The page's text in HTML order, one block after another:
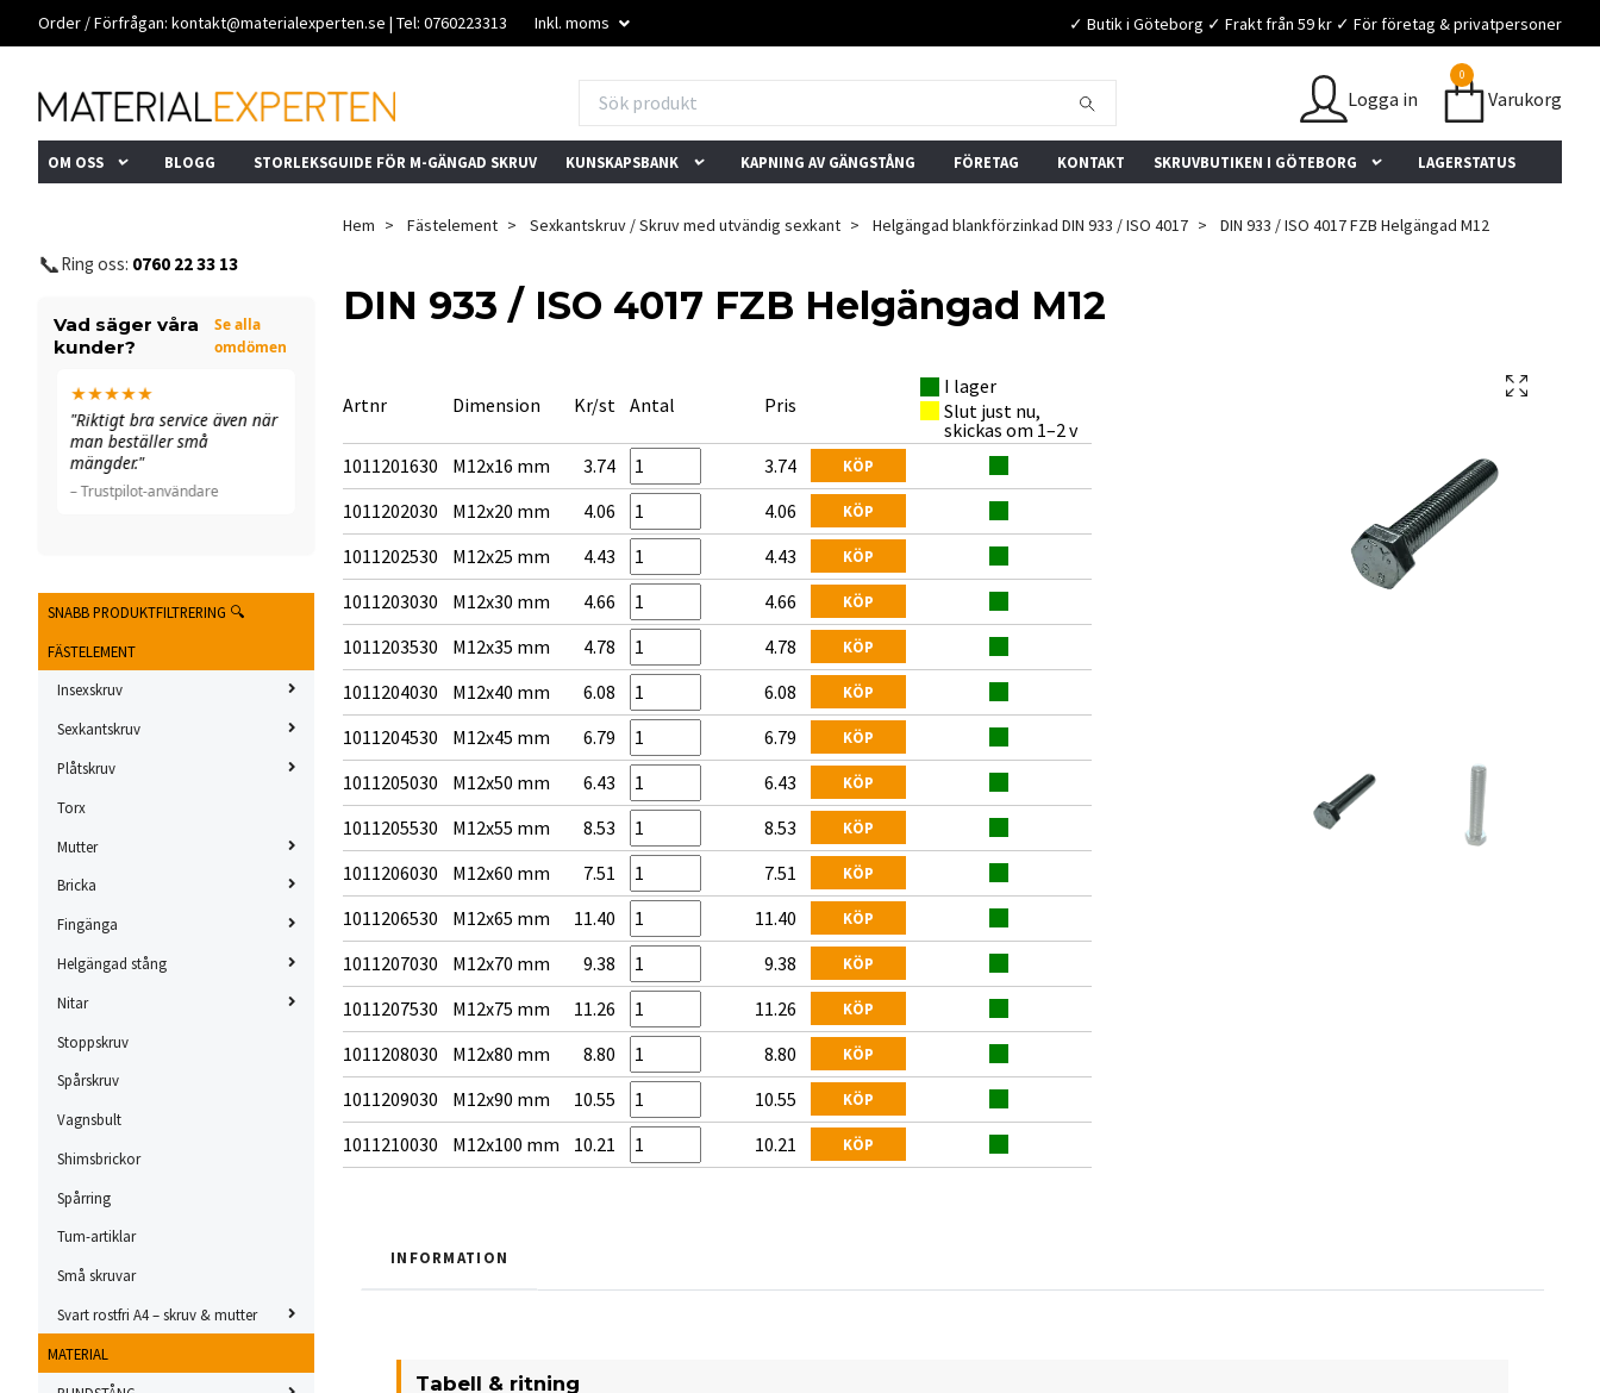
Order / Förfrågan: kontakt@materialexperten.se | Tel: 0760223313 Inkl. moms ✓ Butik i Göteborg ✓ Frakt från 59 kr ✓ För företag & privatpersoner
Logga in
0
Varukorg
OM OSS BLOGG STORLEKSGUIDE FÖR M-GÄNGAD SKRUV KUNSKAPSBANK KAPNING AV GÄNGSTÅNG FÖRETAG KONTAKT SKRUVBUTIKEN I GÖTEBORG LAGERSTATUS
📞Ring oss: 0760 22 33 13
Vad säger våra
kunder?
Se alla
omdömen
★★★★★
"Riktigt bra service även när
man beställer små
mängder."
– Trustpilot-användare
★★★★★
till och med för att
dubbelkolla ett fel."
– Trustpilot-användare
★★★★★
"Mixade skruvar i små
mängder? Inget problem
här."
– Trustpilot-användare
"Trevlig kundservice och
snabba svar. Löste vårt
problem direkt."
– Trustpilot-användare
"Bra sortiment, snabba
leveranser och ingen minsta
– Trustpilot-användare
SNABB PRODUKTFILTRERING 🔍
FÄSTELEMENT
Insexskruv
Sexkantskruv
Plåtskruv
Torx
Mutter
Bricka
Fingänga
Helgängad stång
Nitar
Stoppskruv
Spårskruv
Vagnsbult
Shimsbrickor
Spårring
Tum-artiklar
Små skruvar
Svart rostfri A4 – skruv & mutter
MATERIAL
Hem Fästelement Sexkantskruv / Skruv med utvändig sexkant Helgängad blankförzinkad DIN 933 / ISO 4017 DIN 933 / ISO 4017 FZB Helgängad M12
DIN 933 / ISO 4017 FZB Helgängad M12
Artnr Dimension Kr/st Antal Pris
I lager
Slut just nu,
skickas om 1–2 v
1011201630
M12x16 mm 3.74 3.74 KÖP
1011202030 M12x20 mm 4.06 4.06 KÖP
1011202530 M12x25 mm 4.43 4.43 KÖP
1011203030 M12x30 mm 4.66 4.66 KÖP
1011203530 M12x35 mm 4.78 4.78 KÖP
1011204030 M12x40 mm 6.08 6.08 KÖP
1011204530 M12x45 mm 6.79 6.79 KÖP
1011205030 M12x50 mm 6.43 6.43 KÖP
1011205530 M12x55 mm 8.53 8.53 KÖP
1011206030 M12x60 mm 7.51 7.51 KÖP
1011206530 M12x65 mm 11.40 11.40 KÖP
1011207030 M12x70 mm 9.38 9.38 KÖP
1011207530 M12x75 mm 11.26 11.26 KÖP
1011208030 M12x80 mm 8.80 8.80 KÖP
1011209030 M12x90 mm 10.55 10.55 KÖP
1011210030 M12x100 mm 10.21 10.21 KÖP
INFORMATION
Tabell & ritning